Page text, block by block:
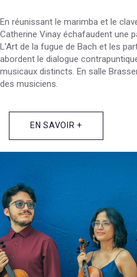
En réunissant le marimba et le
Catherine Vinay échafaudent une
L’Art de la fugue de Bach et les
abordent le dialogue
musicaux distincts. En salle
des musiciens.
EN SAVOIR +